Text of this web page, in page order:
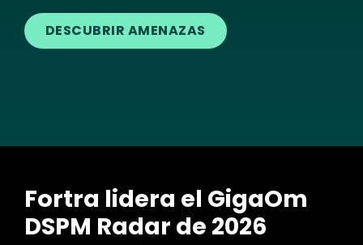
DESCUBRIR AMENAZAS
Fortra lidera el GigaOm
DSPM Radar de 2026